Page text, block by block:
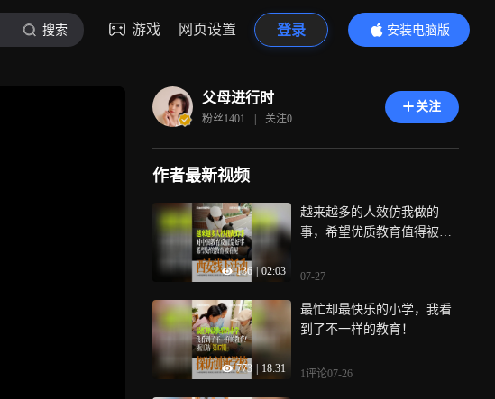
搜索 游戏 网页设置 登录
安装电脑版
内容更精彩
父母进行时
粉丝1401 | 关注0
关注
作者最新视频
136 | 02:03
越来越多的人效仿我做的
事，希望优质教育值得被更
校，当越来越多人开始做探
的内容，有人问我：这么多
人抄你，你生气吗？说实
觉得这是件好事——做的人
07-27
773 18:31
最忙却最快乐的小学，我看
到了不一样的教育！
1评论07-26